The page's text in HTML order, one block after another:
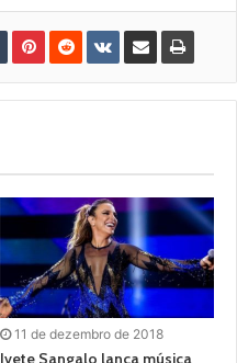
11 de dezembro de 2018